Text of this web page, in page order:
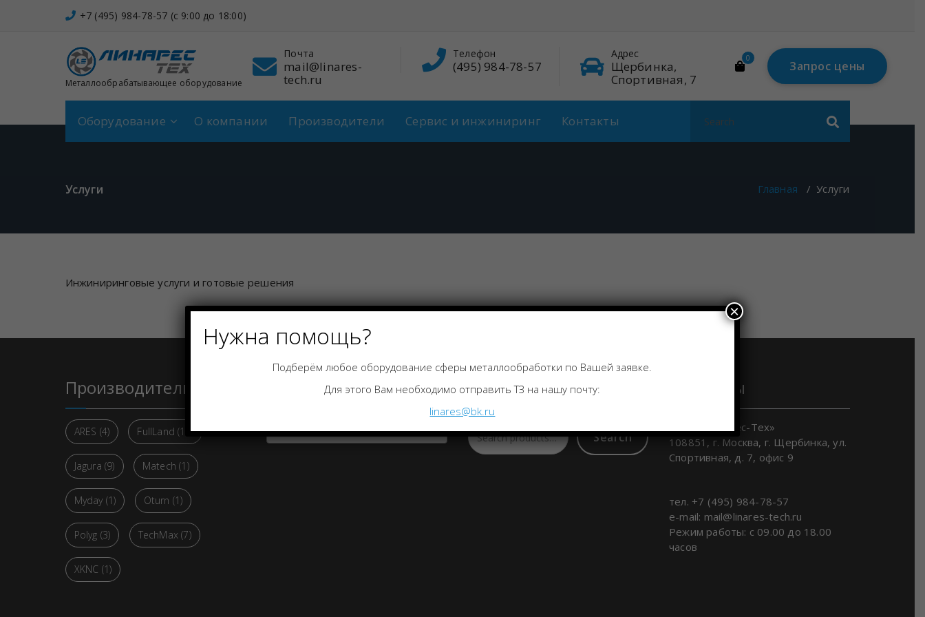
+7 (495) 984-78-57 (c 9:00 до 18:00)
Металлообрабатывающее оборудование
Адрес
Щербинка,
Спортивная, 7
Почта
mail@linares-
tech.ru
Телефон
(495) 984-78-57
Адрес
Щербинка,
Спортивная, 7
Почта
mail@linares-
tech.ru
0
Запрос цены
Оборудование О компании Производители Сервис и инжиниринг Контакты
for:
Услуги Главная / Услуги
Инжиниринговые услуги и готовые решения
Производители
ARES (4) FullLand (13)
Jagura (9) Matech (1)
Myday (1) Oturn (1)
Polyg (3) TechMax (7)
XKNC (1)
Категории товаров
Select a category
Поиск по каталогу
Search
for:
Search
Контакты
ООО «Линарес-Тех»
108851, г. Москва, г. Щербинка, ул.
Спортивная, д. 7, офис 9
тел. +7 (495) 984-78-57
e-mail: mail@linares-tech.ru
Режим работы: с 09.00 до 18.00
часов
Нужна помощь?
Подберём любое оборудование сферы металлообработки по Вашей заявке.
Для этого Вам необходимо отправить ТЗ на нашу почту:
linares@bk.ru
×